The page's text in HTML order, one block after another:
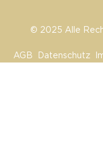
© 2025 Alle
AGB
Datenschutz